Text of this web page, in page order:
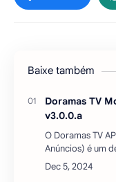
Baixe também
Doramas TV
v3.0.0.a
O Doramas TV
Anúncios) é um
disponibiliza uma
doramas